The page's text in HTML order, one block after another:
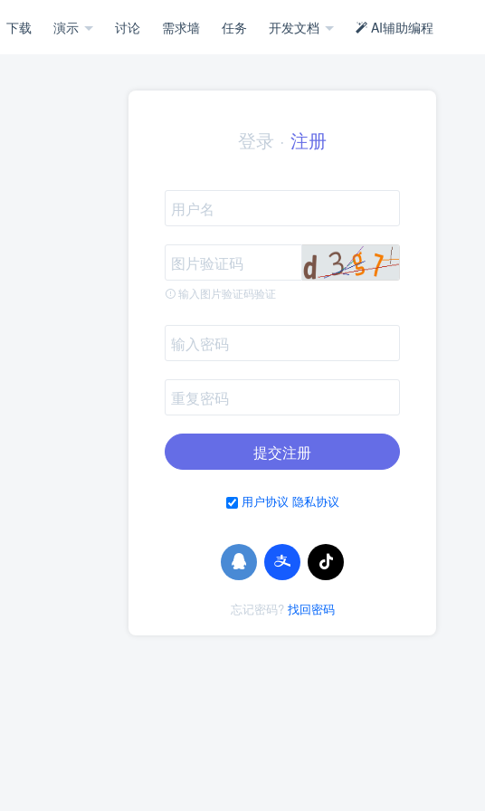
下载 演示 讨论 需求墙 任务 开发文档 AI辅助编程
登录 · 注册
输入图片验证码验证
提交注册
用户协议 隐私协议
忘记密码? 找回密码